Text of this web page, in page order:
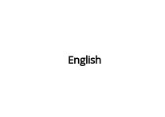
English